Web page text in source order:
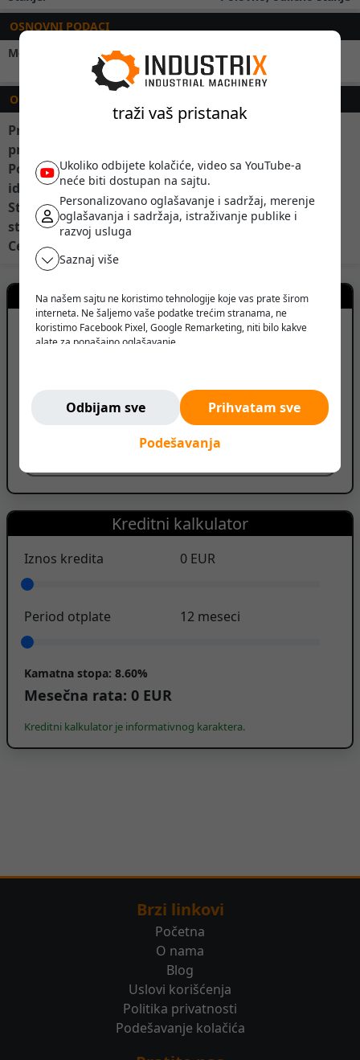
traži vaš pristanak
Ukoliko odbijete kolačiće, video sa YouTube-a
neće biti dostupan na sajtu.
Personalizovano oglašavanje i sadržaj, merenje
oglašavanja i sadržaja, istraživanje publike i
razvoj usluga
Saznaj više
Na našem sajtu ne koristimo tehnologije koje vas prate širom
interneta. Ne šaljemo vaše podatke trećim stranama, ne
koristimo Facebook Pixel, Google Remarketing, niti bilo kakve
alate za ponašajno oglašavanje.
Odbijam sve
Prihvatam sve
Podešavanja
OSNOVNI PODACI
Model:
oštrilica za kružne
testere
OPIS
Prodajem oštrilicu za kružne testere, idealna za
precizno i efikasno oštrenje.
Pouzdana mašina za svakodnevnu upotrebu –
idealna za radionice i industriju! za cirkulare Šmit
Stanje: mašina je bila u radu, prodaje se u vidjenom
stanju.
Cena: na upit
Kontakt prodavca
Lapovo, Srbija
PRIKAŽI SVE OGLASE (42)
ID oglasa: 260212082523954289
Kreditni kalkulator
Iznos kredita 0 EUR
Period otplate 12 meseci
Kamatna stopa: 8.60%
Mesečna rata: 0 EUR
Kreditni kalkulator je informativnog karaktera.
Brzi linkovi
Početna
O nama
Blog
Uslovi korišćenja
Politika privatnosti
Podešavanje kolačića